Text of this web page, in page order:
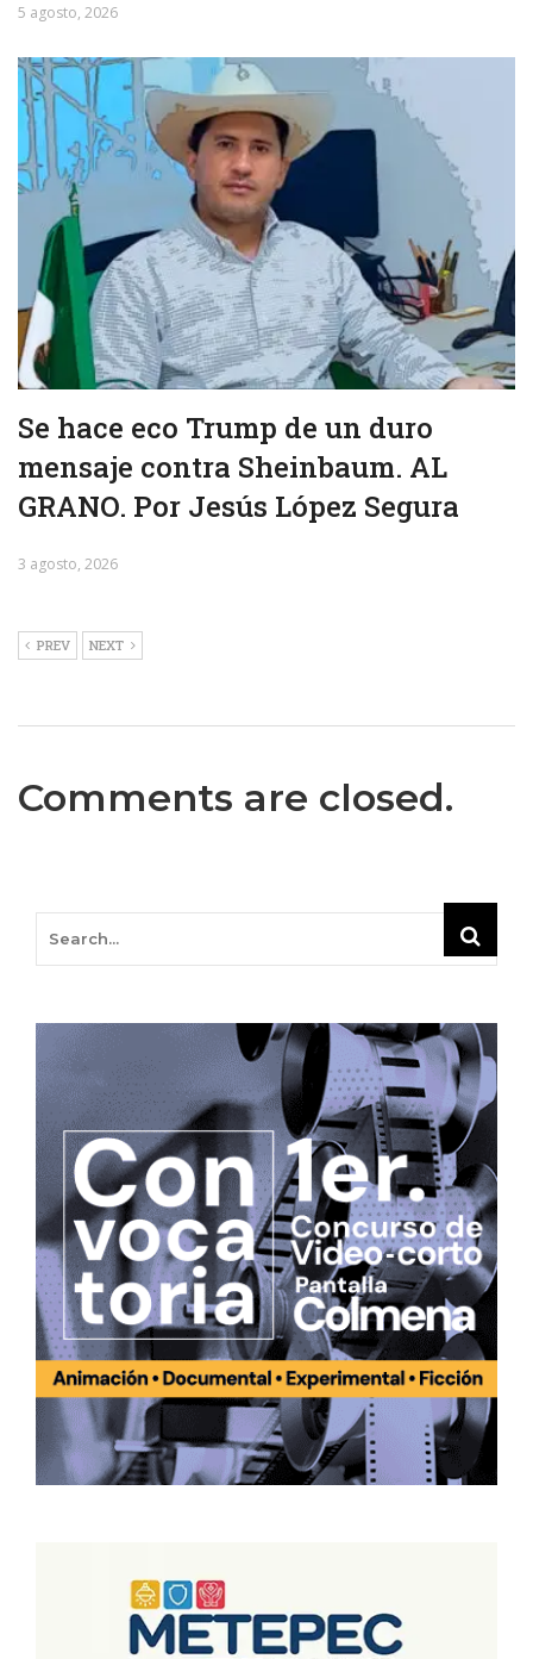
5 agosto, 2026
Se hace eco Trump de un duro
mensaje contra Sheinbaum. AL
GRANO. Por Jesús López Segura
3 agosto, 2026
PREV NEXT
Comments are closed.